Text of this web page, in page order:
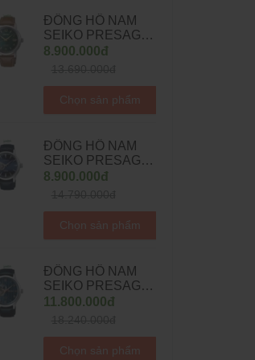
ĐỒNG HỒ NAM
SEIKO PRESAGE
COCKTAIL BAR
SRPE45J1 -
38.5MM
8.900.000đ
Chọn sản phẩm
ĐỒNG HỒ NAM
SEIKO PRESAGE
AUTOMATIC
8.900.000đ
Chọn sản phẩm
ĐỒNG HỒ NAM
SEIKO PRESAGE
AUTOMATIC
11.800.000đ
Chọn sản phẩm